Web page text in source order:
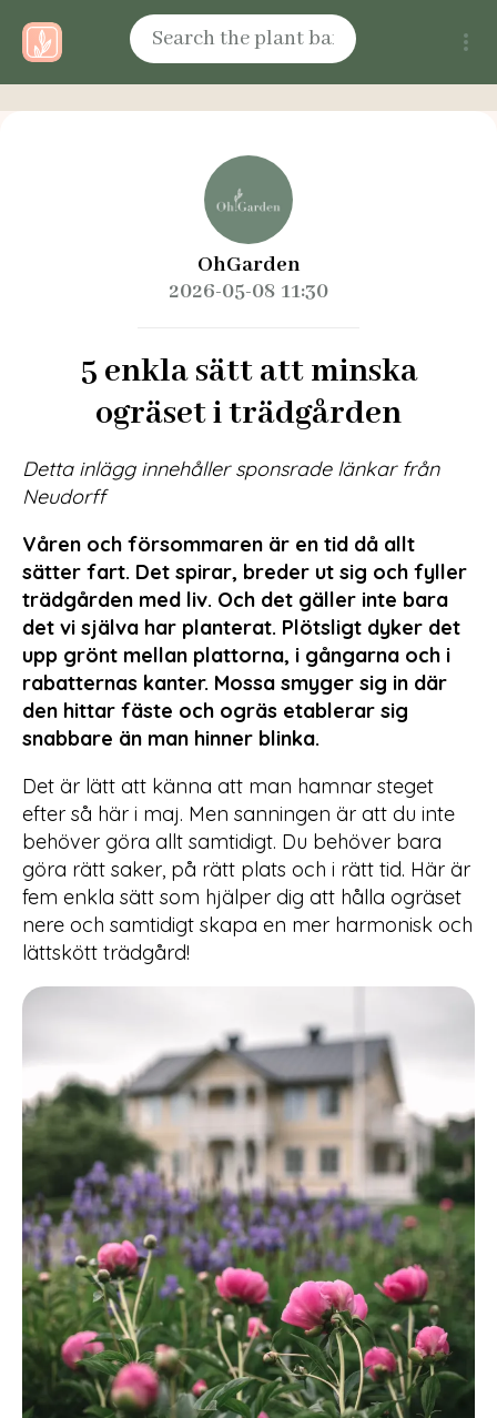
OhGarden
2026-05-08 11:30
5 enkla sätt att minska
ogräset i trädgården
Detta inlägg innehåller sponsrade länkar från
Neudorff
Våren och försommaren är en tid då allt
sätter fart. Det spirar, breder ut sig och fyller
trädgården med liv. Och det gäller inte bara
det vi själva har planterat. Plötsligt dyker det
upp grönt mellan plattorna, i gångarna och i
rabatternas kanter. Mossa smyger sig in där
den hittar fäste och ogräs etablerar sig
snabbare än man hinner blinka.
Det är lätt att känna att man hamnar steget
efter så här i maj. Men sanningen är att du inte
behöver göra allt samtidigt. Du behöver bara
göra rätt saker, på rätt plats och i rätt tid. Här är
fem enkla sätt som hjälper dig att hålla ogräset
nere och samtidigt skapa en mer harmonisk och
lättskött trädgård!